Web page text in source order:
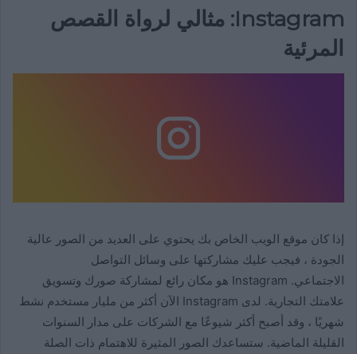
Instagram: مثالي لرواة القصص
المرئية
إذا كان موقع الويب الخاص بك يحتوي على العديد من الصور عالية
الجودة ، فيجب عليك مشاركتها على وسائل التواصل
الاجتماعي. Instagram هو مكان رائع لمشاركة صورك وتسويق
علامتك التجارية. لدى Instagram الآن أكثر من مليار مستخدم نشط
شهريًا ، وقد أصبح أكثر شيوعًا مع الشركات على مدار السنوات
القليلة الماضية. ستساعدك الصور المثيرة للاهتمام ذات الصلة